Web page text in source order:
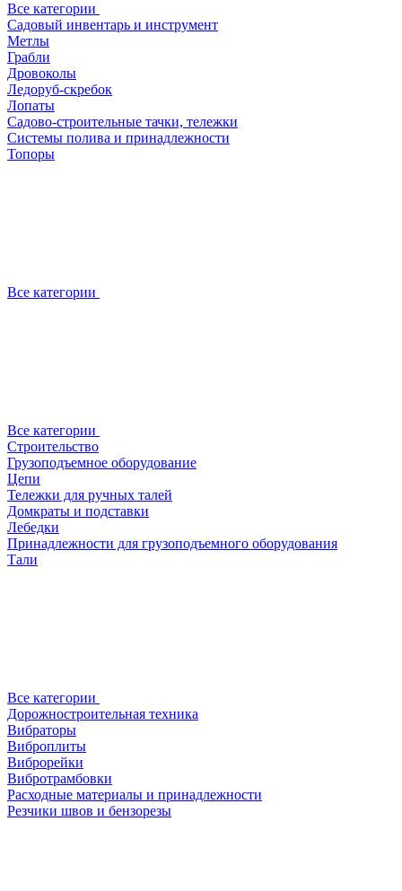
Все категории
Садовый инвентарь и инструмент
Метлы
Грабли
Дровоколы
Ледоруб-скребок
Лопаты
Садово-строительные тачки, тележки
Системы полива и принадлежности
Топоры
Все категории
Все категории
Строительство
Грузоподъемное оборудование
Цепи
Тележки для ручных талей
Домкраты и подставки
Лебедки
Принадлежности для грузоподъемного оборудования
Тали
Все категории
Дорожностроительная техника
Вибраторы
Виброплиты
Виброрейки
Вибротрамбовки
Расходные материалы и принадлежности
Резчики швов и бензорезы